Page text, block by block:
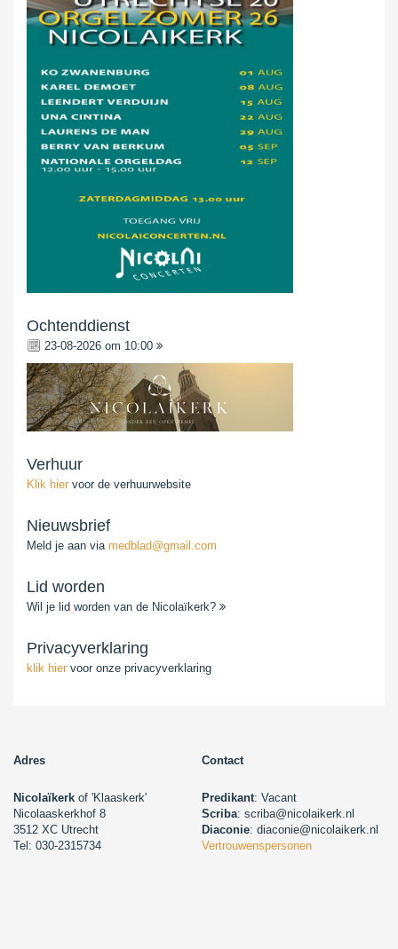
Ochtenddienst
23-08-2026 om 10:00
Verhuur
Klik hier voor de verhuurwebsite
Nieuwsbrief
Meld je aan via medblad@gmail.com
Lid worden
Wil je lid worden van de Nicolaïkerk?
Privacyverklaring
klik hier voor onze privacyverklaring
Adres Contact
Nicolaïkerk of 'Klaaskerk'
Nicolaaskerkhof 8
3512 XC Utrecht
Tel: 030-2315734
Predikant: Vacant
Scriba: scriba@nicolaikerk.nl
Diaconie: diaconie@nicolaikerk.nl
Vertrouwenspersonen